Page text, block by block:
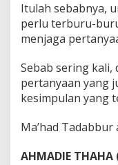
Itulah sebabnya,
perlu terburu-
menjaga
Sebab sering kali,
pertanyaan yang
kesimpulan yang
Ma’had Tadabbur
AHMADIE